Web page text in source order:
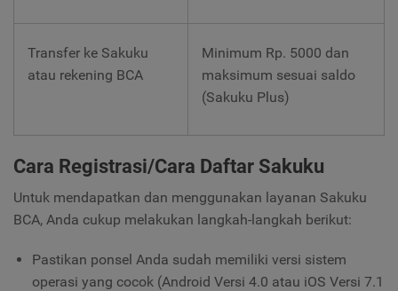
Transfer ke Sakuku
atau rekening BCA
Minimum Rp. 5000 dan
maksimum sesuai saldo
(Sakuku Plus)
Cara Registrasi/Cara Daftar Sakuku
Untuk mendapatkan dan menggunakan layanan Sakuku
BCA, Anda cukup melakukan langkah-langkah berikut:
Pastikan ponsel Anda sudah memiliki versi sistem
operasi yang cocok (Android Versi 4.0 atau iOS Versi 7.1